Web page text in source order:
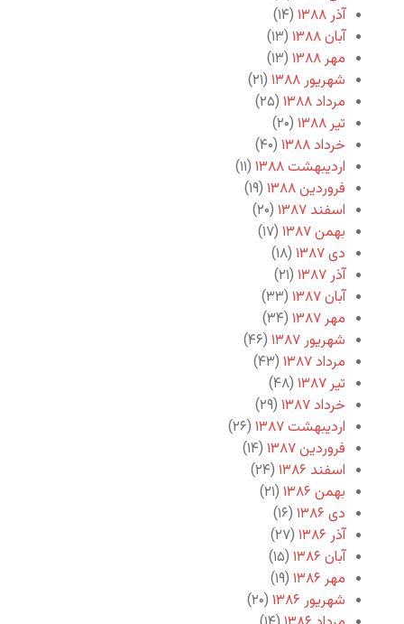
آذر ۱۳۸۸
(۱۴)
آبان ۱۳۸۸
(۱۳)
مهر ۱۳۸۸
(۱۳)
شهریور ۱۳۸۸
(۲۱)
مرداد ۱۳۸۸
(۲۵)
تیر ۱۳۸۸
(۲۰)
خرداد ۱۳۸۸
(۴۰)
اردیبهشت ۱۳۸۸
(۱۱)
فروردین ۱۳۸۸
(۱۹)
اسفند ۱۳۸۷
(۲۰)
بهمن ۱۳۸۷
(۱۷)
دی ۱۳۸۷
(۱۸)
آذر ۱۳۸۷
(۲۱)
آبان ۱۳۸۷
(۳۳)
مهر ۱۳۸۷
(۳۴)
شهریور ۱۳۸۷
(۴۶)
مرداد ۱۳۸۷
(۴۳)
تیر ۱۳۸۷
(۴۸)
خرداد ۱۳۸۷
(۲۹)
اردیبهشت ۱۳۸۷
(۲۶)
فروردین ۱۳۸۷
(۱۴)
اسفند ۱۳۸۶
(۲۴)
بهمن ۱۳۸۶
(۲۱)
دی ۱۳۸۶
(۱۶)
آذر ۱۳۸۶
(۲۷)
آبان ۱۳۸۶
(۱۵)
مهر ۱۳۸۶
(۱۹)
شهریور ۱۳۸۶
(۲۰)